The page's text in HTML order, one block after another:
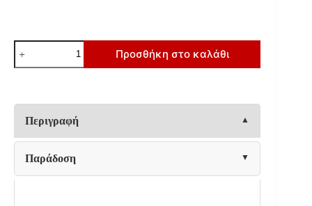
ΡΙΧΤΑΡΙ
Fylliana
MARROON
180x280εκ
ποσότητα
Προσθήκη στο καλάθι
Περιγραφή
Παράδοση